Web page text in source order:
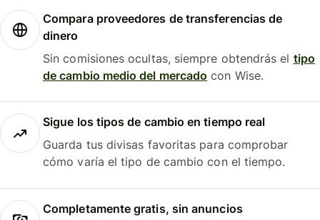
Compara proveedores de transferencias de
dinero
Sin comisiones ocultas, siempre obtendrás el tipo
de cambio medio del mercado con Wise.
Sigue los tipos de cambio en tiempo real
Guarda tus divisas favoritas para comprobar
cómo varía el tipo de cambio con el tiempo.
Completamente gratis, sin anuncios